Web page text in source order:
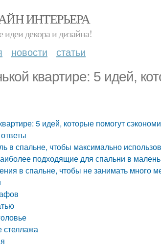
ИНТЕРЬЕРА
декора и дизайна!
новости статьи
квартире: 5 идей,
5 идей, которые помогут
в спальне, чтобы максимально
подходящие для спальни в
в спальне, чтобы не занимать много
стеллажа